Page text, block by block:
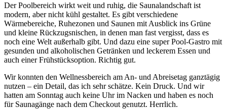
Der Poolbereich wirkt weit und ruhig, die Saunalandschaft ist
modern, aber nicht kühl gestaltet. Es gibt verschiedene
Wärmebereiche, Ruhezonen und Saunen mit Ausblick ins Grüne
und kleine Rückzugsnischen, in denen man fast vergisst, dass es
noch eine Welt außerhalb gibt. Und dazu eine super Pool-Gastro mit
gesunden und alkoholischen Getränken und leckerem Essen und
auch einer Frühstücksoption. Richtig gut.
Wir konnten den Wellnessbereich am An- und Abreisetag ganztägig
nutzen – ein Detail, das ich sehr schätze. Kein Druck. Und wir
hatten am Sonntag auch keine Uhr im Nacken und haben es noch
für Saunagänge nach dem Checkout genutzt. Herrlich.